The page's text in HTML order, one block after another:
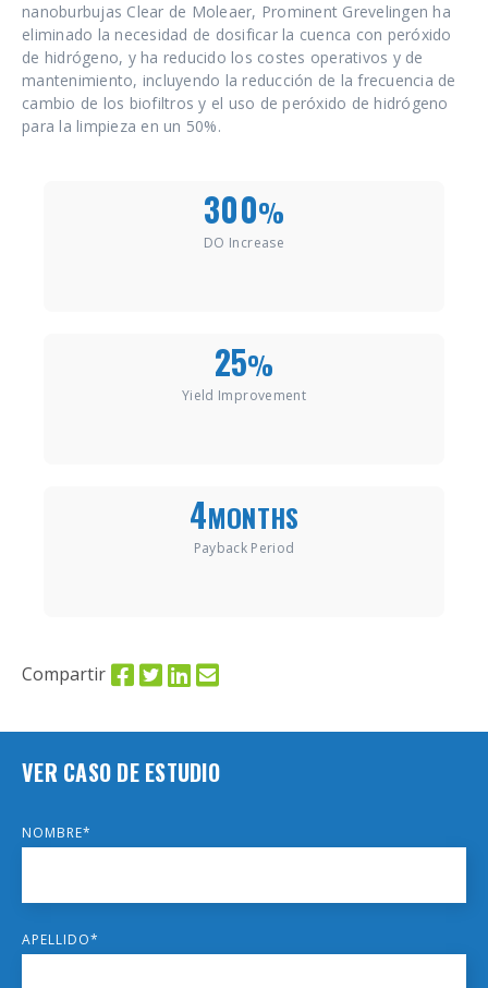
nanoburbujas Clear de Moleaer, Prominent Grevelingen ha
eliminado la necesidad de dosificar la cuenca con peróxido
de hidrógeno, y ha reducido los costes operativos y de
mantenimiento, incluyendo la reducción de la frecuencia de
cambio de los biofiltros y el uso de peróxido de hidrógeno
para la limpieza en un 50%.
300%
DO Increase
25%
Yield Improvement
4MONTHS
Payback Period
Compartir
VER CASO DE ESTUDIO
NOMBRE*
APELLIDO*